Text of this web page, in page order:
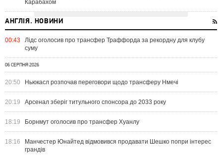
Карабахом
АНГЛІЯ. НОВИНИ
00:43
Лідс оголосив про трансфер Траффорда за рекордну для клубу
суму
06 СЕРПНЯ 2026
20:50 Ньюкасл розпочав переговори щодо трансферу Нмечі
20:19 Арсенал зберіг титульного спонсора до 2033 року
18:19 Борнмут оголосив про трансфер Хуанлу
18:16
Манчестер Юнайтед відмовився продавати Шешко попри інтерес
грандів